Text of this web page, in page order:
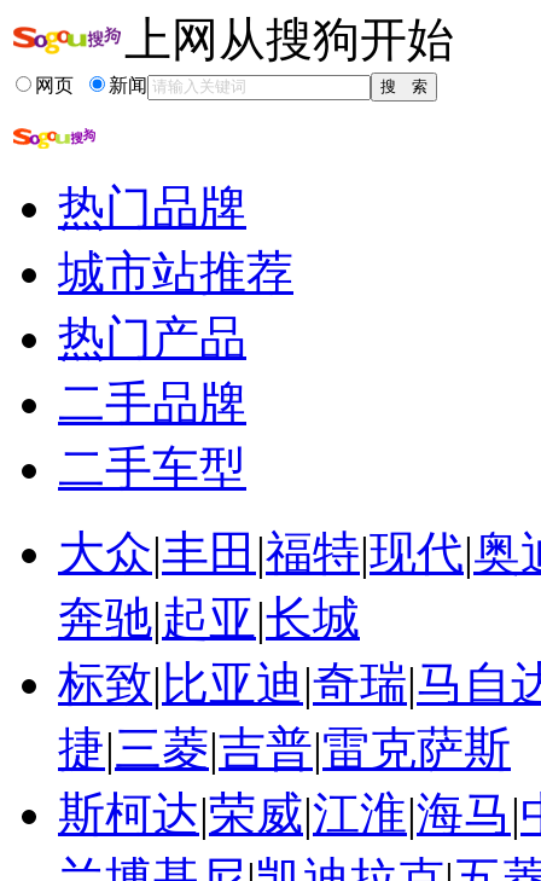
相关推荐
菏泽二手车交易市场
新疆二手车交易市场
宜昌二手车交易市场
淄博二手车交易市场
东莞二手车交易市场
上网从搜狗开始
网页 新闻
热门品牌
城市站推荐
热门产品
二手品牌
二手车型
大众|丰田 |福特|现代|奥
奔驰|起亚|长城
标致| 比亚迪|奇瑞|马自
捷|三菱|吉普|雷克萨斯
斯柯达|荣威|江淮|海马|